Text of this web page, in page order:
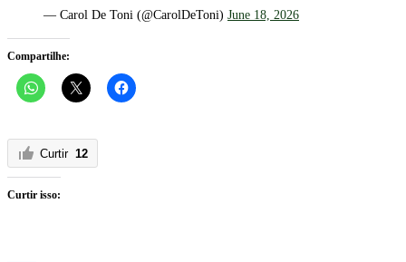
— Carol De Toni (@CarolDeToni) June 18, 2026
Compartilhe:
Curtir 12
Curtir isso: